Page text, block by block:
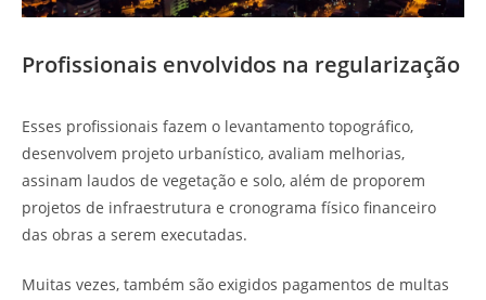
Profissionais envolvidos na regularização
Esses profissionais fazem o levantamento topográfico,
desenvolvem projeto urbanístico, avaliam melhorias,
assinam laudos de vegetação e solo, além de proporem
projetos de infraestrutura e cronograma físico financeiro
das obras a serem executadas.
Muitas vezes, também são exigidos pagamentos de multas